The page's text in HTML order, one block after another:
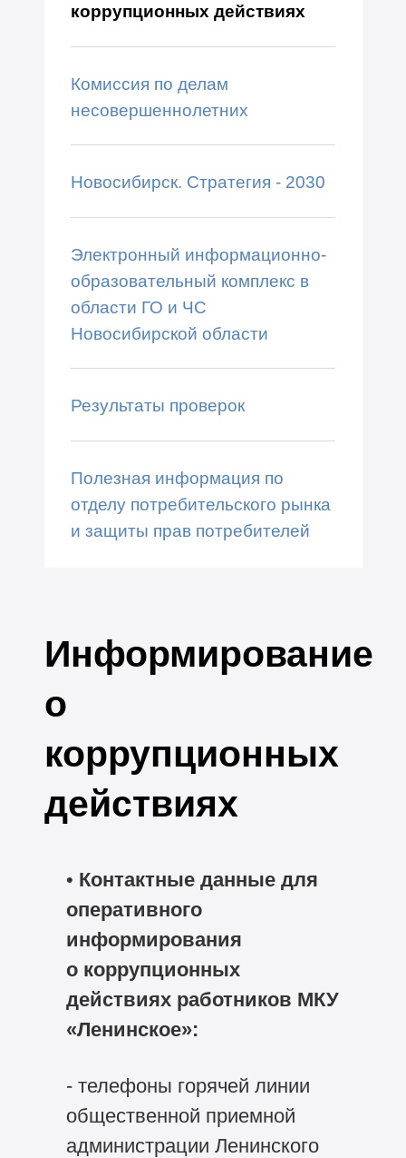
коррупционных действиях
Комиссия по делам
несовершеннолетних
Новосибирск. Стратегия - 2030
Электронный информационно-
образовательный комплекс в
области ГО и ЧС
Новосибирской области
Результаты проверок
Полезная информация по
отделу потребительского рынка
и защиты прав потребителей
Информирование
о
коррупционных
действиях
• Контактные данные для
оперативного
информирования
о коррупционных
действиях работников МКУ
«Ленинское»:
- телефоны горячей линии
общественной приемной
администрации Ленинского